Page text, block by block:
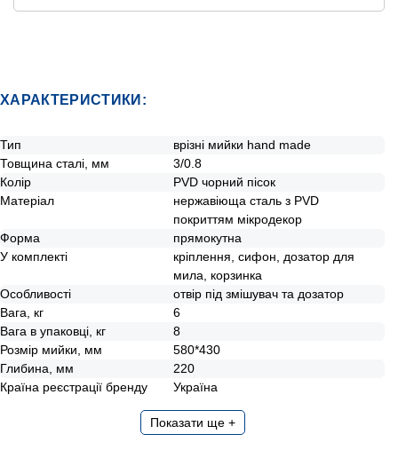
ХАРАКТЕРИСТИКИ:
Тип
врізні мийки hand made
Товщина сталі, мм
3/0.8
Колір
PVD чорний пісок
Матеріал
нержавіюща сталь з PVD
покриттям мікродекор
Форма
прямокутна
У комплекті
кріплення, сифон, дозатор для
мила, корзинка
Особливості
отвір під змішувач та дозатор
Вага, кг
6
Вага в упаковці, кг
8
Розмір мийки, мм
580*430
Глибина, мм
220
Країна реєстрації бренду
Україна
Показати ще +